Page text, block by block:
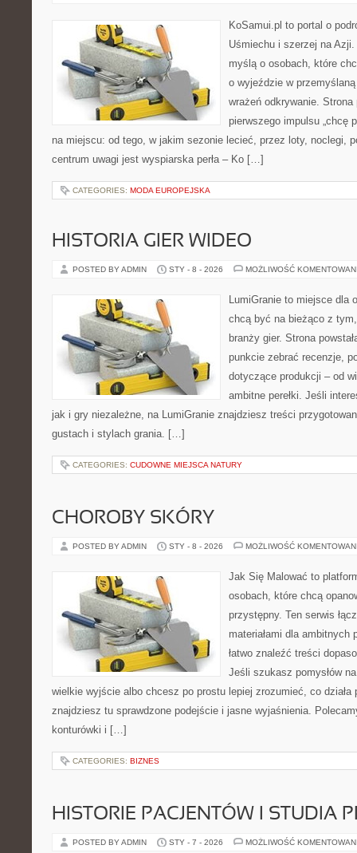
KoSamui.pl to portal o
Uśmiechu i szerzej na
myślą o osobach, które
o wyjeździe w
wrażeń odkrywanie.
pierwszego impulsu „chcę
na miejscu: od tego, w jakim sezonie lecieć, przez loty, noclegi,
centrum uwagi jest wyspiarska perła – Ko […]
CATEGORIES: MODA EUROPEJSKA
HISTORIA GIER WIDEO
POSTED BY ADMIN STY - 8 - 2026 MOŻLIWOŚĆ
LumiGranie to miejsce dla
chcą być na bieżąco z
branży gier. Strona
punkcie zebrać recenzje,
dotyczące produkcji – od
ambitne perełki. Jeśli
jak i gry niezależne, na LumiGranie znajdziesz treści
gustach i stylach grania. […]
CATEGORIES: CUDOWNE MIEJSCA NATURY
CHOROBY SKÓRY
POSTED BY ADMIN STY - 8 - 2026 MOŻLIWOŚĆ
Jak Się Malować to
osobach, które chcą
przystępny. Ten serwis
materiałami dla ambitnych
łatwo znaleźć treści
Jeśli szukasz pomysłów
wielkie wyjście albo chcesz po prostu lepiej zrozumieć, co działa
znajdziesz tu sprawdzone podejście i jasne wyjaśnienia.
konturówki i […]
CATEGORIES: BIZNES
HISTORIE PACJENTÓW I STUDIA
POSTED BY ADMIN STY - 7 - 2026 MOŻLIWOŚĆ